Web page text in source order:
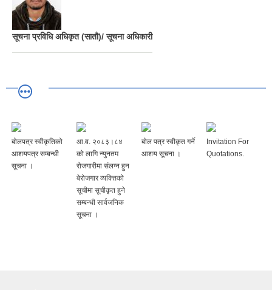
सूचना प्रविधि अधिकृत (सातौ)/ सूचना अधिकारी
बोलपत्र स्वीकृतिको
आशयपत्र सम्बन्धी
सूचना ।
आ.व. २०८३।८४
को लागि न्युनतम
रोजगारीमा संलग्न हुन
बेरोजगार व्यक्त्तिको
सूचीमा सूचीकृत हुने
सम्बन्धी सार्वजनिक
सूचना ।
बोल पत्र स्वीकृत गर्ने
आशय सूचना ।
Invitation For
Quotations.